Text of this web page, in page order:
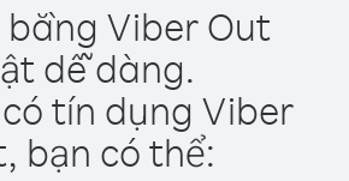
bằng Viber Out
dễ dàng.
tín dụng Viber
bạn có thể: